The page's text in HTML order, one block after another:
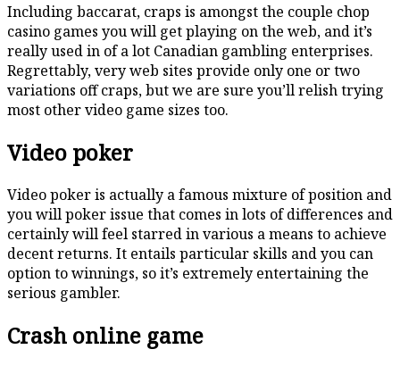
Including baccarat, craps is amongst the couple chop
casino games you will get playing on the web, and it’s
really used in of a lot Canadian gambling enterprises.
Regrettably, very web sites provide only one or two
variations off craps, but we are sure you’ll relish trying
most other video game sizes too.
Video poker
Video poker is actually a famous mixture of position and
you will poker issue that comes in lots of differences and
certainly will feel starred in various a means to achieve
decent returns. It entails particular skills and you can
option to winnings, so it’s extremely entertaining the
serious gambler.
Crash online game